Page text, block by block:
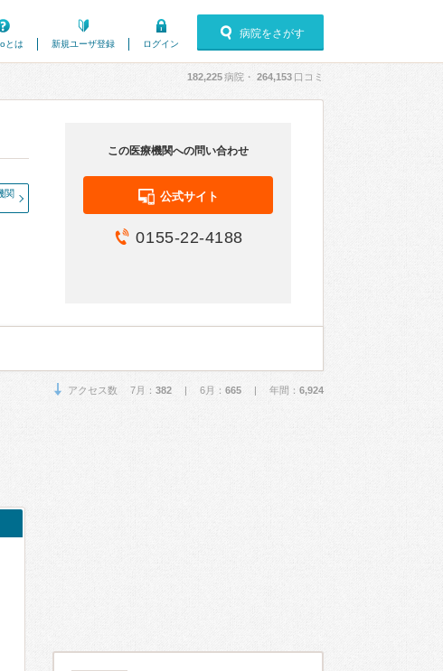
とは
新規ユーザ登録 ログイン
病院をさがす
182,225病院・ 264,153 口コミ
関
この医療機関への問い合わせ
公式サイト
0155-22-4188
アクセス数 7月： 382 | 6月： 665 | 年間： 6,924